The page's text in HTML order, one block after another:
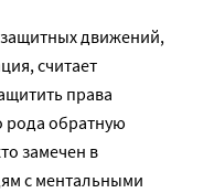
движений,
считает
права
рода обратную
замечен в
с ментальными